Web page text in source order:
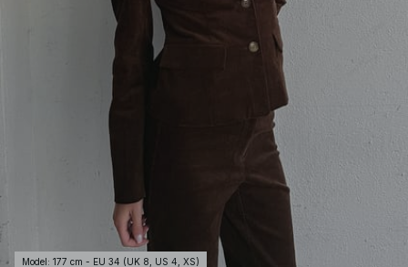
Model : 177 cm - EU 34 (UK 8, US 4, XS)